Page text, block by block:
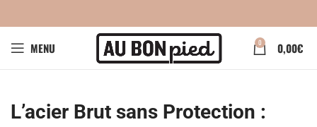
MENU 0 0,00€
L’acier Brut sans Protection :